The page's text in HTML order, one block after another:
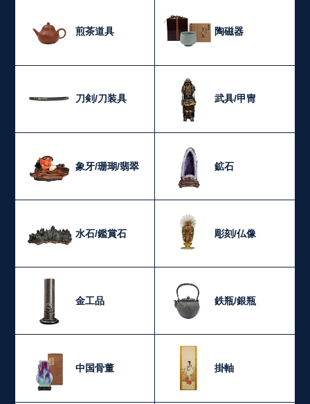
煎茶道具 陶磁器
刀剣/刀装具 武具/甲冑
象牙/珊瑚/翡翠 鉱石
水石/鑑賞石 彫刻/仏像
金工品 鉄瓶/銀瓶
中国骨董 掛軸